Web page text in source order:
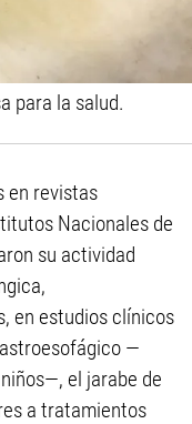
para la salud.
en revistas
Nacionales de
su actividad
en estudios clínicos
—
el jarabe de
a tratamientos